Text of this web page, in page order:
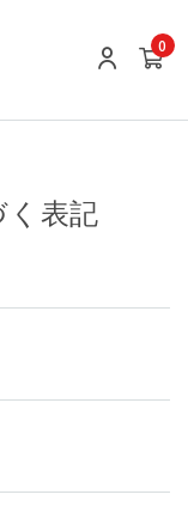
0
く表記